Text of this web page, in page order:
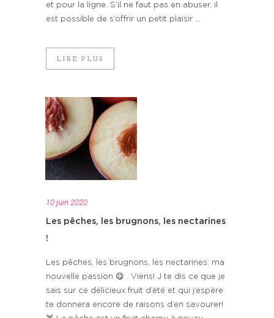
et pour la ligne. S’il ne faut pas en abuser, il
est possible de s’offrir un petit plaisir ...
LIRE PLUS
10 juin 2020
Les pêches, les brugnons, les nectarines
!
Les pêches, les brugnons, les nectarines: ma
nouvelle passion 😋 . Viens! J te dis ce que je
sais sur ce délicieux fruit d’été et qui j’espère
te donnera encore de raisons d’en savourer!